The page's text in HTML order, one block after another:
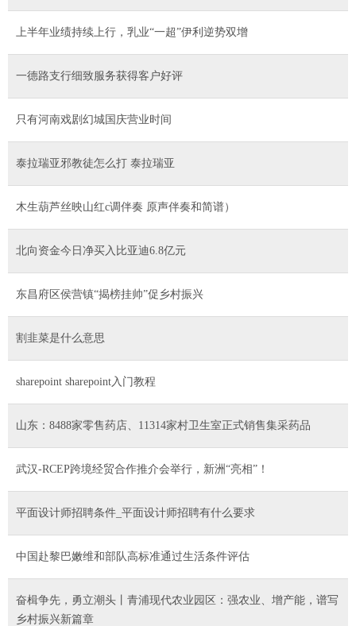
上半年业绩持续上行，乳业“一超”伊利逆势双增
一德路支行细致服务获得客户好评
只有河南戏剧幻城国庆营业时间
泰拉瑞亚邪教徒怎么打 泰拉瑞亚
木生葫芦丝映山红c调伴奏 原声伴奏和简谱）
北向资金今日净买入比亚迪6.8亿元
东昌府区侯营镇“揭榜挂帅”促乡村振兴
割韭菜是什么意思
sharepoint sharepoint入门教程
山东：8488家零售药店、11314家村卫生室正式销售集采药品
武汉-RCEP跨境经贸合作推介会举行，新洲“亮相”！
平面设计师招聘条件_平面设计师招聘有什么要求
中国赴黎巴嫩维和部队高标准通过生活条件评估
奋楫争先，勇立潮头丨青浦现代农业园区：强农业、增产能，谱写
乡村振兴新篇章